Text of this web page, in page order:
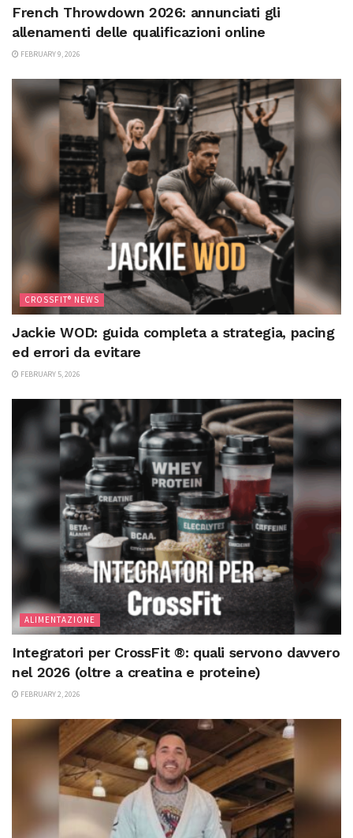
French Throwdown 2026: annunciati gli
allenamenti delle qualificazioni online
FEBRUARY 9, 2026
CROSSFIT® NEWS
Jackie WOD: guida completa a strategia, pacing
ed errori da evitare
FEBRUARY 5, 2026
ALIMENTAZIONE
Integratori per CrossFit ®: quali servono davvero
nel 2026 (oltre a creatina e proteine)
FEBRUARY 2, 2026